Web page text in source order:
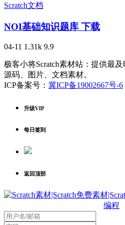
Scratch文档
NOI基础知识题库 下载
04-11 1.31k 9.9
极客小将Scratch素材站：提供最及
源码、图片、文档素材。
ICP备案号： 冀ICP备19002667号-6
升级VIP
每日签到
返回顶部